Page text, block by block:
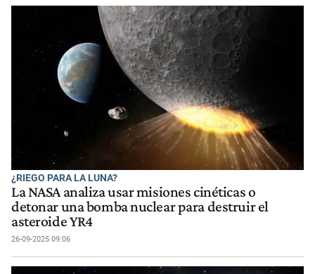
¿RIEGO PARA LA LUNA?
La NASA analiza usar misiones cinéticas o
detonar una bomba nuclear para destruir el
asteroide YR4
26-09-2025 09:06